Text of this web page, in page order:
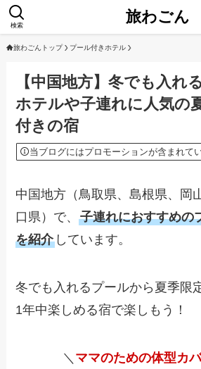
旅わごん
検索
旅わごんトップ プール付きホテル
【中国地方】冬でも入れ
ホテルや子連れに人気の
付きの宿
当ブログにはプロモーションが含まれて
中国地方（鳥取県、島根県、岡
口県）で、子連れにおすすめの
を紹介 しています。
冬でも入れるプールから夏季限
1年中楽しめる宿で楽しもう！
＼ ママのための体型カ